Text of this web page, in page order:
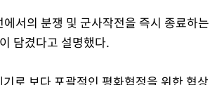
서의 분쟁 및 군사작전을 즉시 종료하는
담겼다고 설명했다.
로 보다 포괄적인 평화협정을 위한 협상